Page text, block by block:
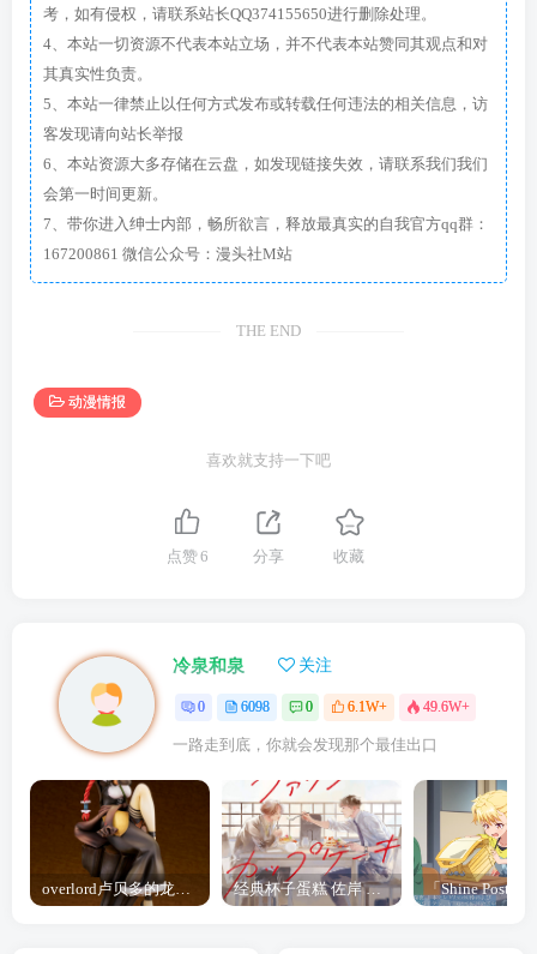
考，如有侵权，请联系站长QQ374155650进行删除处理。
4、本站一切资源不代表本站立场，并不代表本站赞同其观点和对
其真实性负责。
5、本站一律禁止以任何方式发布或转载任何违法的相关信息，访
客发现请向站长举报
6、本站资源大多存储在云盘，如发现链接失效，请联系我们我们
会第一时间更新。
7、带你进入绅士内部，畅所欲言，释放最真实的自我官方qq群：
167200861 微信公众号：漫头社M站
THE END
动漫情报
喜欢就支持一下吧
点赞6 分享 收藏
冷泉和泉 关注
0 6098 0 6.1W+ 49.6W+
一路走到底，你就会发现那个最佳出口
overlord卢贝多的龙王谁厉害 「Overlord」露普斯蕾琪娜·贝塔手办开订 经典杯子蛋糕 佐岸 漫画「经典杯子蛋糕」宣布真人日剧化